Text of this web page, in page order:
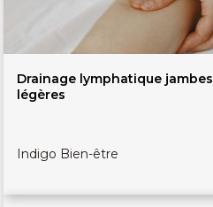
Drainage lymphatique jambes
légères
Indigo Bien-être